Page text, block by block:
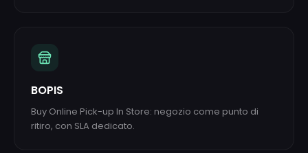
BOPIS
Buy Online Pick-up In Store: negozio come punto di
ritiro, con SLA dedicato.